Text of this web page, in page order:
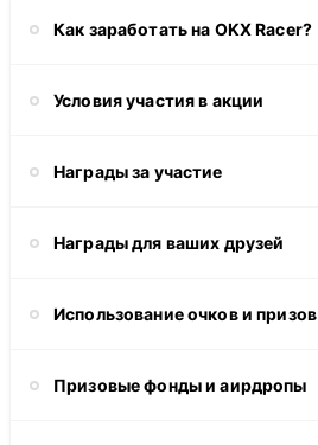
Как заработать на OKX Racer?
Условия участия в акции
Награды за участие
Награды для ваших друзей
Использование очков и призов
Призовые фонды и аирдропы